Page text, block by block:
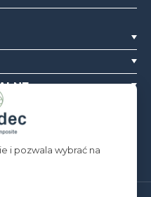
i pozwala wybrać na